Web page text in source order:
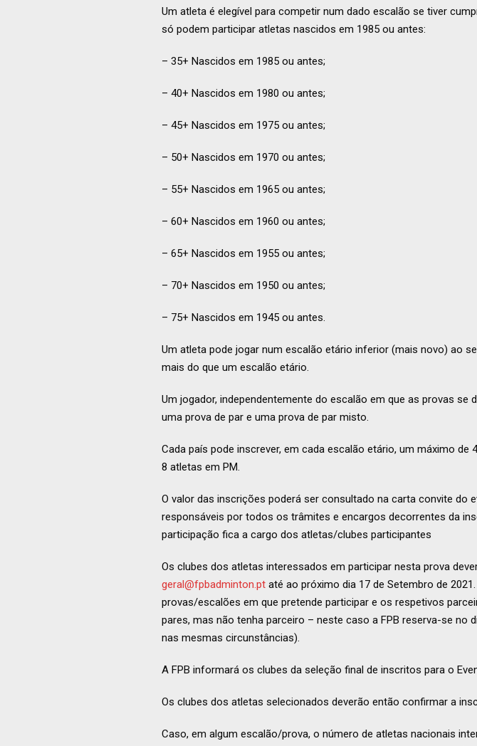
Um atleta é elegível para competir num dado escalão se tiver
só podem participar atletas nascidos em 1985 ou antes:
– 35+ Nascidos em 1985 ou antes;
– 40+ Nascidos em 1980 ou antes;
– 45+ Nascidos em 1975 ou antes;
– 50+ Nascidos em 1970 ou antes;
– 55+ Nascidos em 1965 ou antes;
– 60+ Nascidos em 1960 ou antes;
– 65+ Nascidos em 1955 ou antes;
– 70+ Nascidos em 1950 ou antes;
– 75+ Nascidos em 1945 ou antes.
Um atleta pode jogar num escalão etário inferior (mais novo) ao
mais do que um escalão etário.
Um jogador, independentemente do escalão em que as provas
uma prova de par e uma prova de par misto.
Cada país pode inscrever, em cada escalão etário, um máximo
8 atletas em PM.
O valor das inscrições poderá ser consultado na carta convite do
responsáveis por todos os trâmites e encargos decorrentes da
participação fica a cargo dos atletas/clubes participantes
Os clubes dos atletas interessados em participar nesta prova
geral@fpbadminton.pt até ao próximo dia 17 de Setembro de
provas/escalões em que pretende participar e os respetivos
pares, mas não tenha parceiro – neste caso a FPB reserva-se
nas mesmas circunstâncias).
A FPB informará os clubes da seleção final de inscritos para o
Os clubes dos atletas selecionados deverão então confirmar a
Caso, em algum escalão/prova, o número de atletas nacionais